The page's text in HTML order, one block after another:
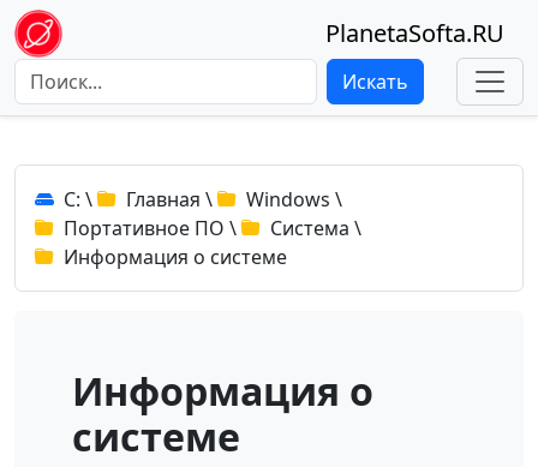
PlanetaSofta.RU
Искать
C: \ Главная \ Windows \
Портативное ПО \ Система \
Информация о системе
Информация о
системе